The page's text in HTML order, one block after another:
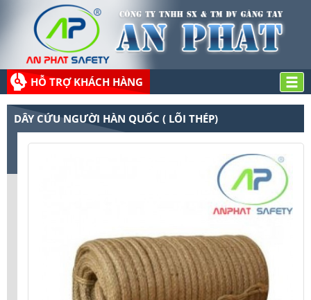
HỖ TRỢ KHÁCH HÀNG
DÂY CỨU NGƯỜI HÀN QUỐC ( LÕI THÉP)